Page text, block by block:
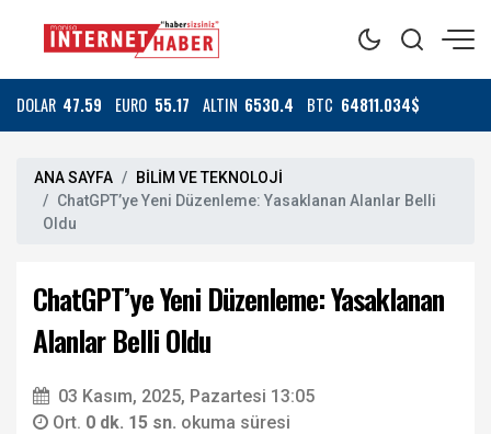
DOLAR 47.59 EURO 55.17 ALTIN 6530.4 BTC 64811.034$
ANA SAYFA
BİLİM VE TEKNOLOJİ
ChatGPT’ye Yeni Düzenleme: Yasaklanan Alanlar Belli
Oldu
ChatGPT’ye Yeni Düzenleme: Yasaklanan
Alanlar Belli Oldu
03 Kasım, 2025, Pazartesi 13:05
Ort. 0 dk. 15 sn. okuma süresi